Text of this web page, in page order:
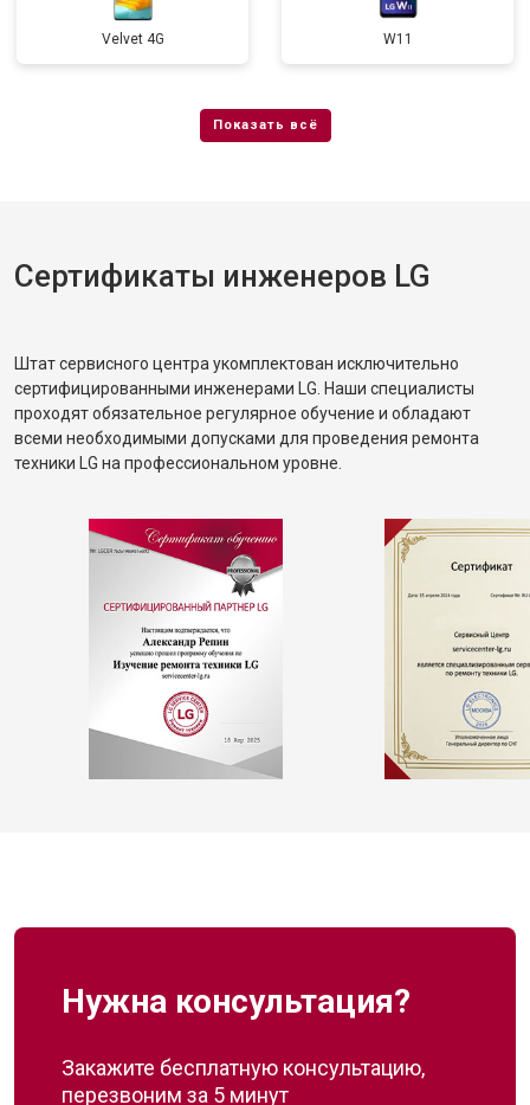
Velvet 4G W11
Сертификаты инженеров LG
Штат сервисного центра укомплектован исключительно
сертифицированными инженерами LG. Наши специалисты
проходят обязательное регулярное обучение и обладают
всеми необходимыми допусками для проведения ремонта
техники LG на профессиональном уровне.
Нужна консультация?
Закажите бесплатную консультацию,
перезвоним за 5 минут